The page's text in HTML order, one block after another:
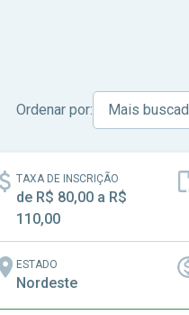
Ordenar por:
TAXA DE INSCRIÇÃO
de R$ 80,00 a R$
110,00
ESTADO
Nordeste